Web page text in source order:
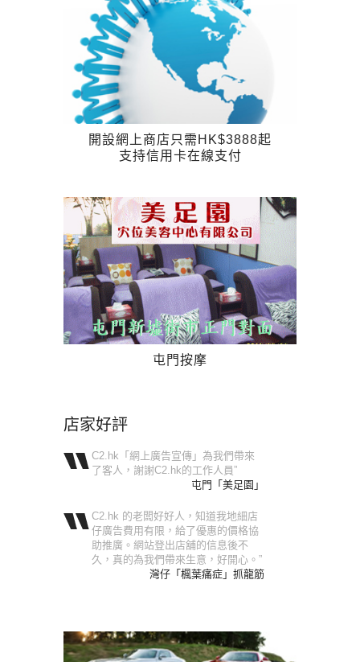
開設網上商店只需HK$3888起
支持信用卡在線支付
屯門按摩
店家好評
C2.hk「網上廣告宣傳」為我們帶來
了客人，謝謝C2.hk的工作人員”
屯門「美足園」
C2.hk 的老闆好好人，知道我地細店
仔廣告費用有限，給了優惠的價格協
助推廣。網站登出店舖的信息後不
久，真的為我們帶來生意，好開心。”
灣仔「楓葉痛症」抓龍筋